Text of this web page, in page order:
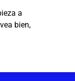
a
bien,